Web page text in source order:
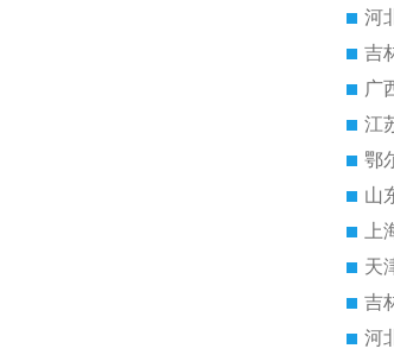
河
吉
广
江
鄂
山
天
吉
河